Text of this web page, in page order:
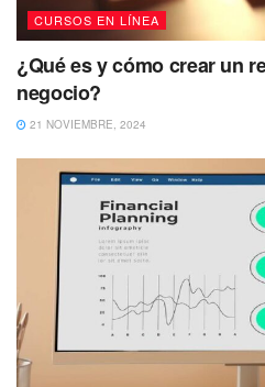
CURSOS EN LÍNEA
¿Qué es y cómo crear un
negocio?
21 NOVIEMBRE, 2024